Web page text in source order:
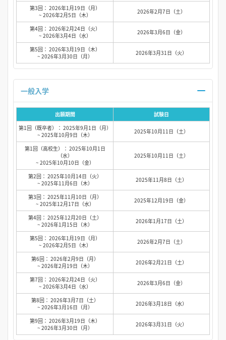
第3回： 2026年1月19日（月）
~ 2026年2月5日（木）
2026年2月7日（土）
第4回： 2026年2月24日（火）
~ 2026年3月4日（水）
2026年3月6日（金）
第5回： 2026年3月19日（木）
~ 2026年3月30日（月）
2026年3月31日（火）
出願期間
試験日
第1回（既卒者）： 2025年9月1日（月）
~ 2025年10月9日（木）
2025年10月11日（土）
第1回（高校生）： 2025年10月1日
（水）
~ 2025年10月10日（金）
2025年10月11日（土）
第2回： 2025年10月14日（火）
~ 2025年11月6日（木）
2025年11月8日（土）
第3回： 2025年11月10日（月）
~ 2025年12月17日（水）
2025年12月19日（金）
第4回： 2025年12月20日（土）
~ 2026年1月15日（木）
2026年1月17日（土）
第5回： 2026年1月19日（月）
~ 2026年2月5日（木）
2026年2月7日（土）
第6回： 2026年2月9日（月）
~ 2026年2月19日（木）
2026年2月21日（土）
第7回： 2026年2月24日（火）
~ 2026年3月4日（水）
2026年3月6日（金）
第8回： 2026年3月7日（土）
~ 2026年3月16日（月）
2026年3月18日（水）
第9回： 2026年3月19日（木）
~ 2026年3月30日（月）
2026年3月31日（火）